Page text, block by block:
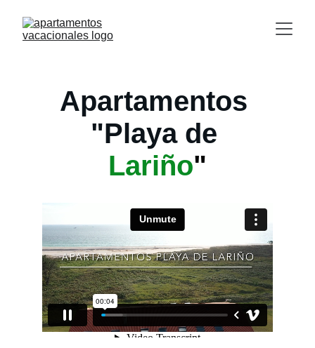
Apartamentos
"Playa de
Lariño"